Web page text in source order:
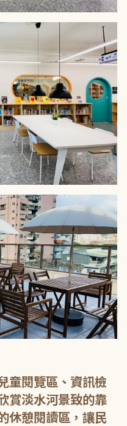
童閱覽區、資訊檢
賞淡水河景致的靠
休憩閱讀區，讓民